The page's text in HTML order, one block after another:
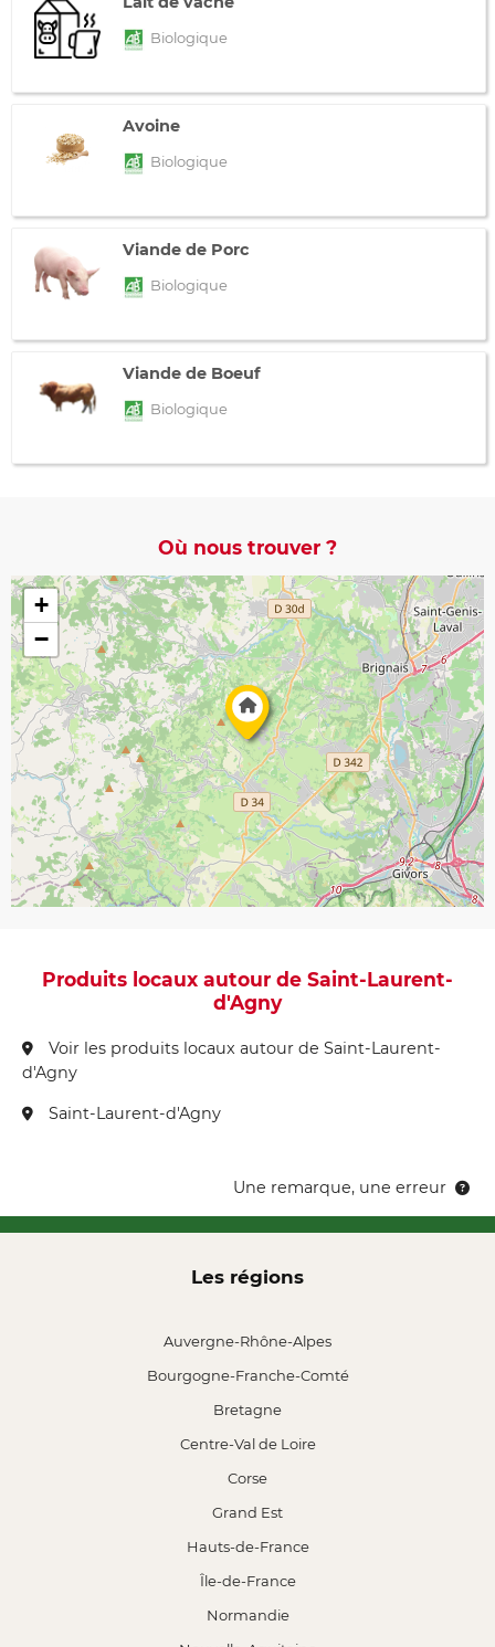
Biologique
Avoine
Biologique
Viande de Porc
Biologique
Viande de Boeuf
Biologique
Où nous trouver ?
+
−
Produits locaux autour de Saint-Laurent-
d'Agny
Voir les produits locaux autour de Saint-Laurent-
d'Agny
Saint-Laurent-d'Agny
Une remarque, une erreur
Les régions
Auvergne-Rhône-Alpes
Bourgogne-Franche-Comté
Bretagne
Centre-Val de Loire
Corse
Grand Est
Hauts-de-France
Île-de-France
Normandie